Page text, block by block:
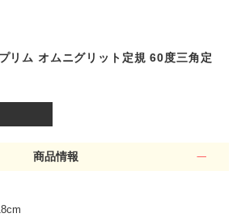
リム オムニグリット定規 60度三角定
商品情報